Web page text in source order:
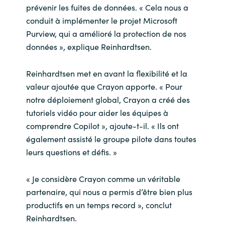
prévenir les fuites de données. « Cela nous a
conduit à implémenter le projet Microsoft
Purview, qui a amélioré la protection de nos
données », explique Reinhardtsen.
Reinhardtsen met en avant la flexibilité et la
valeur ajoutée que Crayon apporte. « Pour
notre déploiement global, Crayon a créé des
tutoriels vidéo pour aider les équipes à
comprendre Copilot », ajoute-t-il. « Ils ont
également assisté le groupe pilote dans toutes
leurs questions et défis. »
« Je considère Crayon comme un véritable
partenaire, qui nous a permis d’être bien plus
productifs en un temps record », conclut
Reinhardtsen.